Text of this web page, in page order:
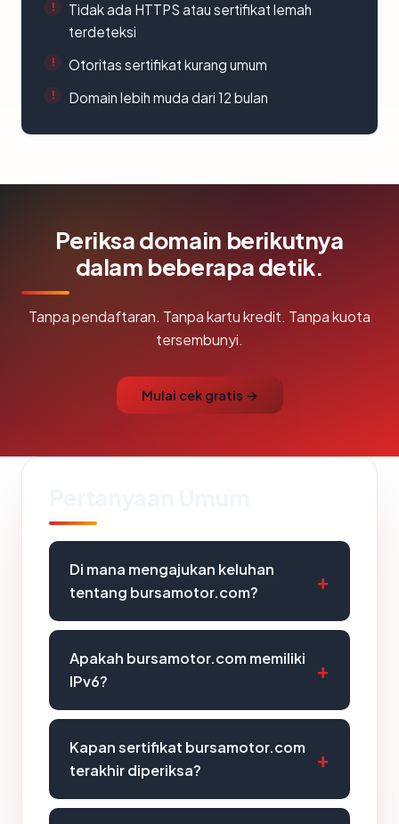
Tidak ada HTTPS atau sertifikat lemah
terdeteksi
Otoritas sertifikat kurang umum
Domain lebih muda dari 12 bulan
Periksa domain berikutnya
dalam beberapa detik.
Tanpa pendaftaran. Tanpa kartu kredit. Tanpa kuota
tersembunyi.
Mulai cek gratis →
Di mana mengajukan keluhan
tentang bursamotor.com?
Apakah bursamotor.com memiliki
IPv6?
Kapan sertifikat bursamotor.com
terakhir diperiksa?